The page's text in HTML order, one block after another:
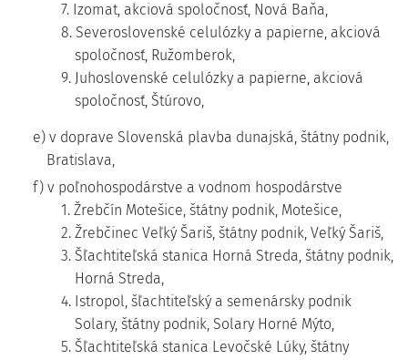
7. Izomat, akciová spoločnosť, Nová Baňa,
8. Severoslovenské celulózky a papierne, akciová
spoločnosť, Ružomberok,
9. Juhoslovenské celulózky a papierne, akciová
spoločnosť, Štúrovo,
e) v doprave Slovenská plavba dunajská, štátny podnik,
Bratislava,
f) v poľnohospodárstve a vodnom hospodárstve
1. Žrebčín Motešice, štátny podnik, Motešice,
2. Žrebčinec Veľký Šariš, štátny podnik, Veľký Šariš,
3. Šľachtiteľská stanica Horná Streda, štátny podnik,
Horná Streda,
4. Istropol, šľachtiteľský a semenársky podnik
Solary, štátny podnik, Solary Horné Mýto,
5. Šľachtiteľská stanica Levočské Lúky, štátny